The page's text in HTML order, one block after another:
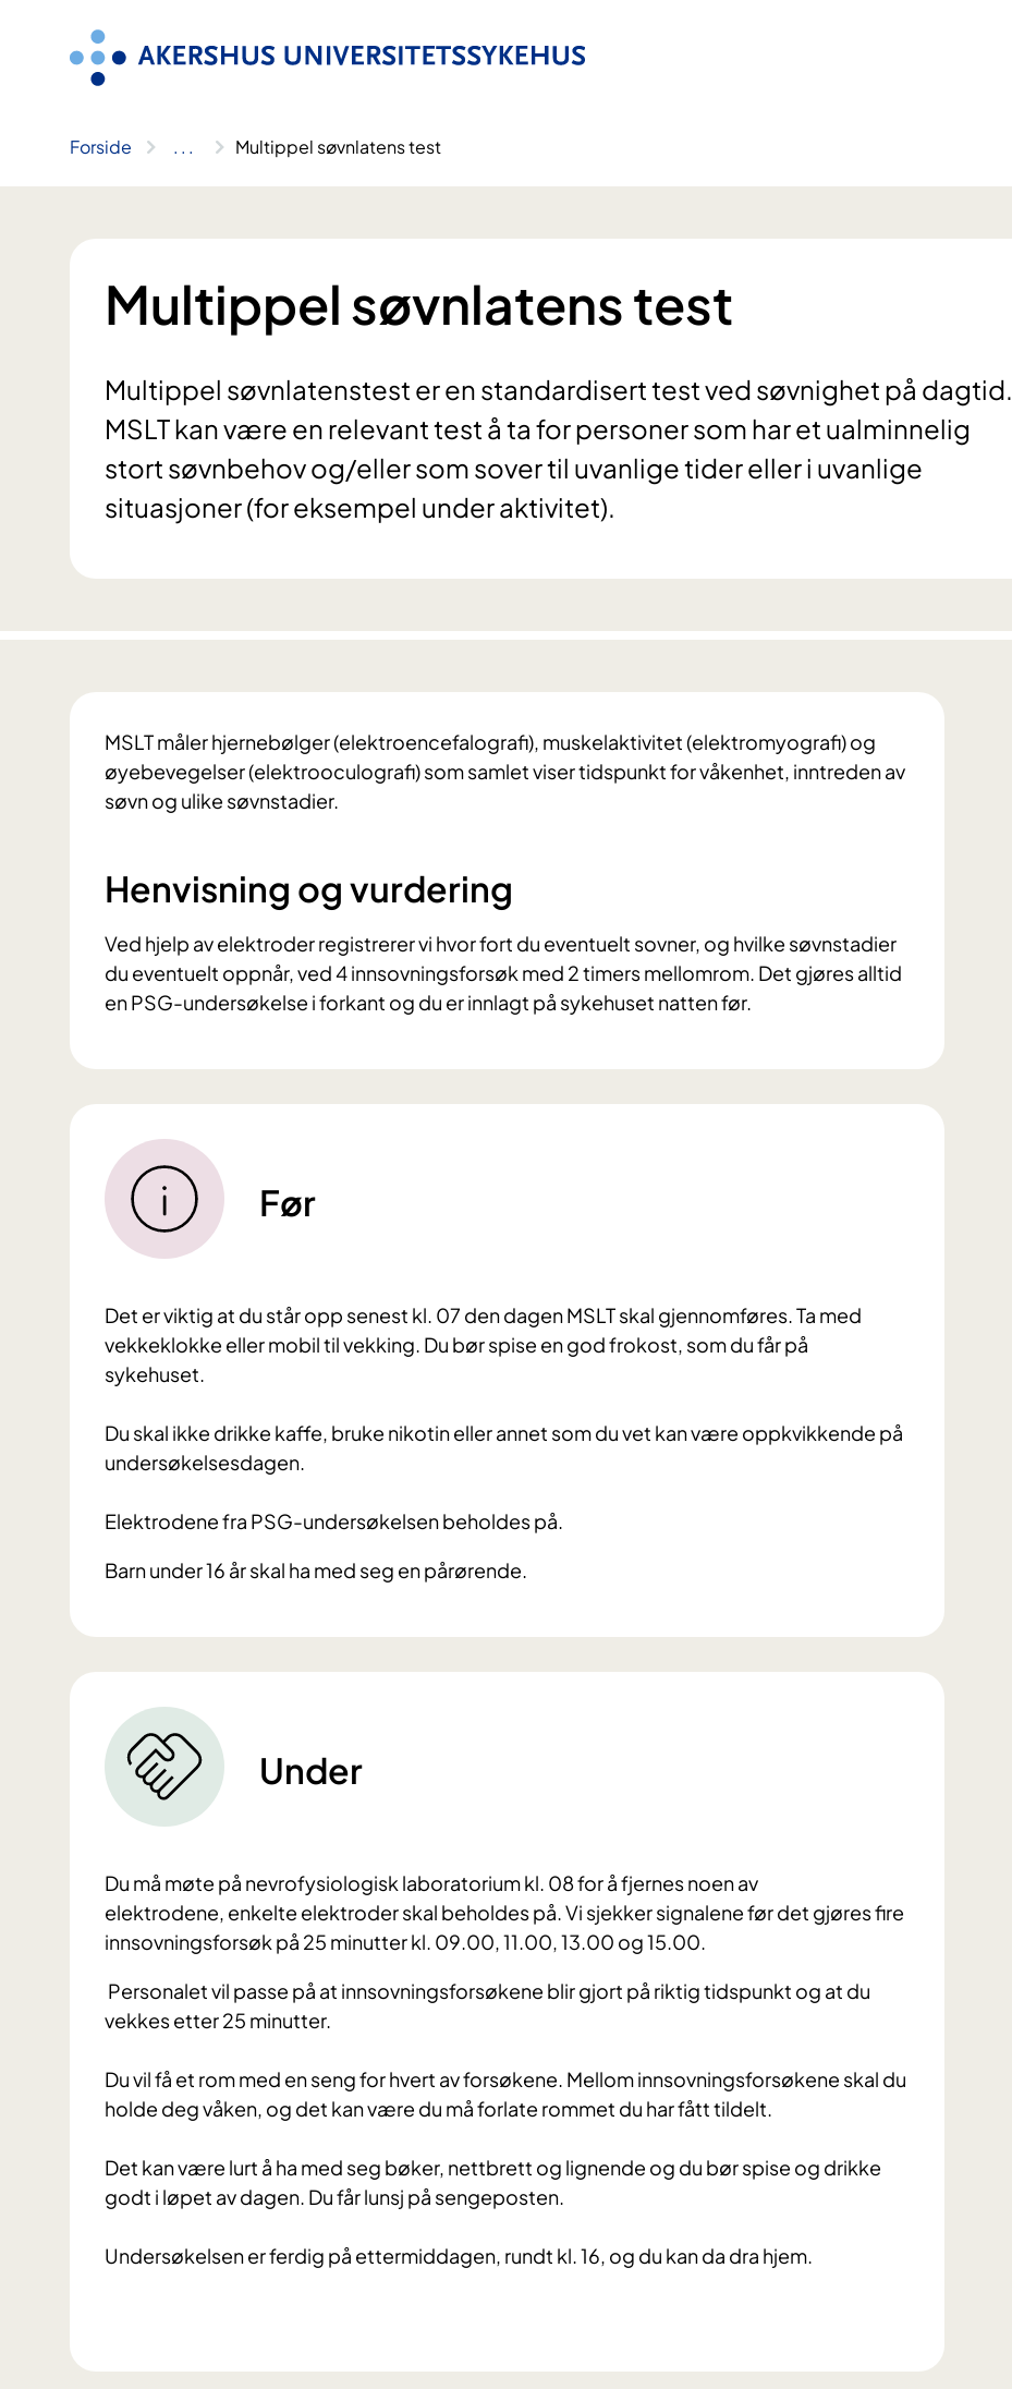
Forside .. . Multippel søvnlatens test
Multippel søvnlatens test
Multippel søvnlatenstest er en standardisert test ved søvnighet på dagtid.
MSLT kan være en relevant test å ta for personer som har et ualminnelig
stort søvnbehov og/eller som sover til uvanlige tider eller i uvanlige
situasjoner (for eksempel under aktivitet).
MSLT måler hjernebølger (elektroencefalografi), muskelaktivitet (elektromyografi) og
øyebevegelser (elektrooculografi) som samlet viser tidspunkt for våkenhet, inntreden av
søvn og ulike søvnstadier.
Henvisning og vurdering
Ved hjelp av elektroder registrerer vi hvor fort du eventuelt sovner, og hvilke søvnstadier
du eventuelt oppnår, ved 4 innsovningsforsøk med 2 timers mellomrom. Det gjøres alltid
en PSG-undersøkelse i forkant og du er innlagt på sykehuset natten før.
Før
Det er viktig at du står opp senest kl. 07 den dagen MSLT skal gjennomføres. Ta med
vekkeklokke eller mobil til vekking. Du bør spise en god frokost, som du får på
sykehuset.
Du skal ikke drikke kaffe, bruke nikotin eller annet som du vet kan være oppkvikkende på
undersøkelsesdagen.
Elektrodene fra PSG-undersøkelsen beholdes på.
Barn under 16 år skal ha med seg en pårørende.
Under
Du må møte på nevrofysiologisk laboratorium kl. 08 for å fjernes noen av
elektrodene, enkelte elektroder skal beholdes på. Vi sjekker signalene før det gjøres fire
innsovningsforsøk på 25 minutter kl. 09.00, 11.00, 13.00 og 15.00.
Personalet vil passe på at innsovningsforsøkene blir gjort på riktig tidspunkt og at du
vekkes etter 25 minutter.
Du vil få et rom med en seng for hvert av forsøkene. Mellom innsovningsforsøkene skal du
holde deg våken, og det kan være du må forlate rommet du har fått tildelt.
Det kan være lurt å ha med seg bøker, nettbrett og lignende og du bør spise og drikke
godt i løpet av dagen. Du får lunsj på sengeposten.
Undersøkelsen er ferdig på ettermiddagen, rundt kl. 16, og du kan da dra hjem.